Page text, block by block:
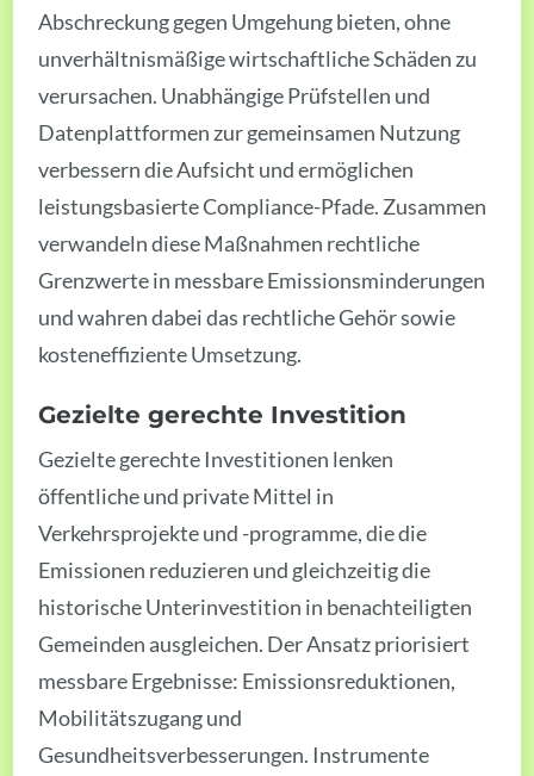
Abschreckung gegen Umgehung bieten, ohne
unverhältnismäßige wirtschaftliche Schäden zu
verursachen. Unabhängige Prüfstellen und
Datenplattformen zur gemeinsamen Nutzung
verbessern die Aufsicht und ermöglichen
leistungsbasierte Compliance-Pfade. Zusammen
verwandeln diese Maßnahmen rechtliche
Grenzwerte in messbare Emissionsminderungen
und wahren dabei das rechtliche Gehör sowie
kosteneffiziente Umsetzung.
Gezielte gerechte Investition
Gezielte gerechte Investitionen lenken
öffentliche und private Mittel in
Verkehrsprojekte und -programme, die die
Emissionen reduzieren und gleichzeitig die
historische Unterinvestition in benachteiligten
Gemeinden ausgleichen. Der Ansatz priorisiert
messbare Ergebnisse: Emissionsreduktionen,
Mobilitätszugang und
Gesundheitsverbesserungen. Instrumente